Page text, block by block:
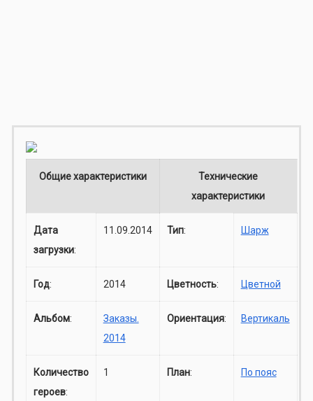
Общие характеристики
Технические
характеристики
Дата
загрузки:
11.09.2014 Тип: Шарж
Год: 2014 Цветность: Цветной
Альбом:
Заказы.
2014
Ориентация: Вертикаль
Количество
героев:
1 План: По пояс